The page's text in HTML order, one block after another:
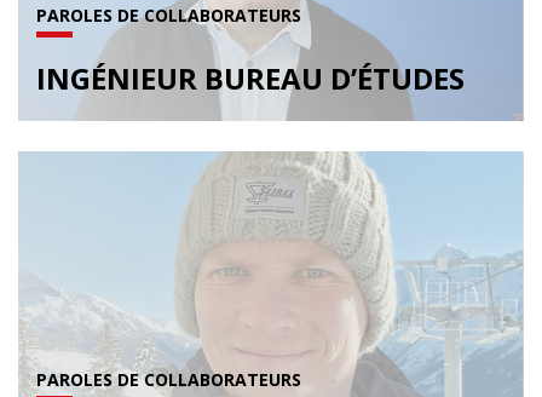
PAROLES DE COLLABORATEURS
INGÉNIEUR BUREAU D’ÉTUDES
PAROLES DE COLLABORATEURS